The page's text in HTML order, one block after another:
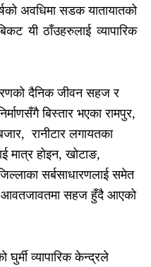
अवधिमा सडक यातायातको
यी ठाँउहरुलाई व्यापारिक
दैनिक जीवन सहज र
बिस्तार भएका रामपुर,
रानीटार लगायतका
मात्र होइन, खोटाङ,
सर्बसाधारणलाई समेत
आवतजावतमा सहज हुँदै आएको
घुर्मी व्यापारिक केन्द्रले